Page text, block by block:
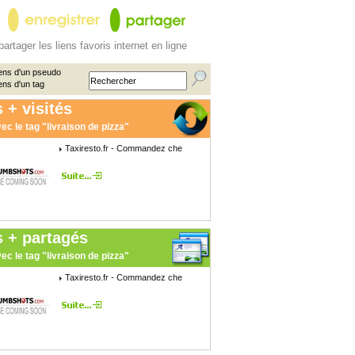
les liens favoris internet en ligne
d'un pseudo
d'un tag
+ visités
le tag "livraison de pizza"
Taxiresto.fr - Commandez che
+ partagés
le tag "livraison de pizza"
Taxiresto.fr - Commandez che